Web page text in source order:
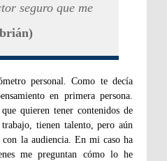
seguro que me
personal. Como te decía
en primera persona.
quieren tener contenidos de
tienen talento, pero aún
con la audiencia. En mi caso ha
me preguntan cómo lo he